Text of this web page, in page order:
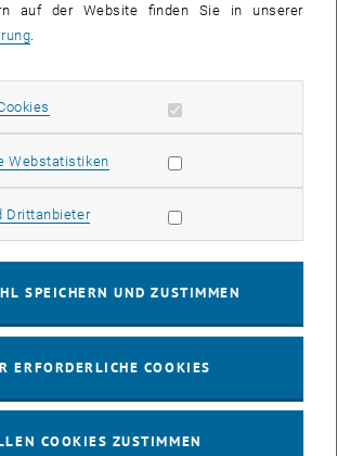
1/6 Bilder
Lena Rücker (MA 18) Studierende durch den
anhand von Pilotmaßnahmen, wie
den öffentlichen Mobilitätsraum
sie alle Personengruppe einbezieht: etwa
taktile Bodenindikatoren, optimierte
Sitzgelegenheiten. Diese Maßnahmen
bei.
darüber diskutiert, wie sich diese Maßnahmen
– etwa Begrünung
auf der Website finden Sie in unserer
Erforderliche Cookies zulassen
WebstatistikenStatistik Cookies zulassen
DrittanbieterMarketing Cookies zulassen
SPEICHERN UND ZUSTIMMEN
ERFORDERLICHE COOKIES
COOKIES ZUSTIMMEN